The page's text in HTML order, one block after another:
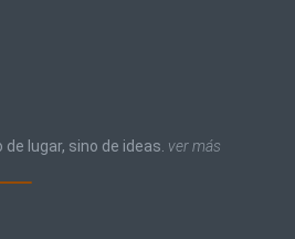
lugar, sino de ideas. ver más